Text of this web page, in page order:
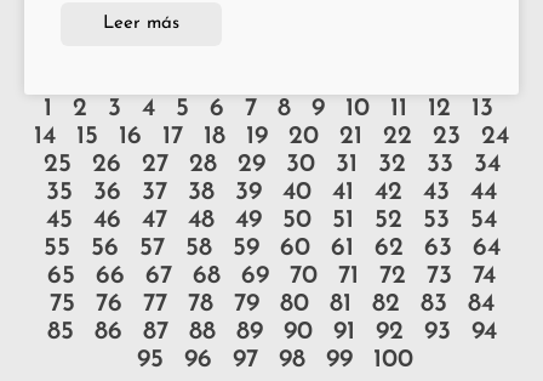
Leer más
1 2 3 4 5 6 7 8 9 10 11 12
13
14
15 16 17 18 19 20 21 22 23
24
25
26 27 28 29 30 31 32 33
34
35
36 37 38 39 40 41 42 43
44
45
46 47 48 49 50 51 52 53
54
55
56 57 58 59 60 61 62 63
64
65
66 67 68 69 70 71 72 73
74
75
76 77 78 79 80 81 82 83
84
85
86 87 88 89 90 91 92 93
94
95
96 97 98 99 100